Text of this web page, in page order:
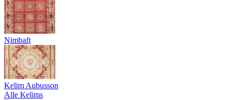
Nimbaft
Kelim Aubusson
Alle Kelims